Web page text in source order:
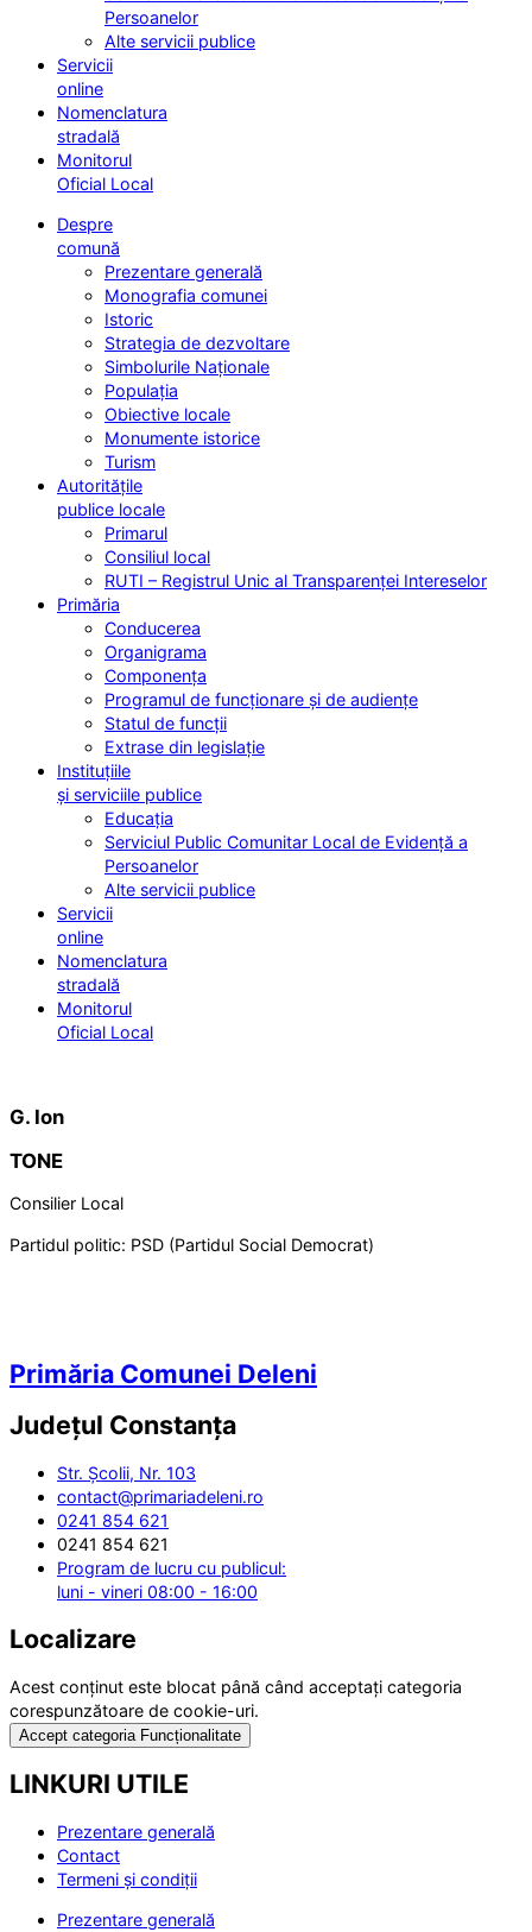
Persoanelor
Alte servicii publice
Servicii
online
Nomenclatura
stradală
Monitorul
Oficial Local
Despre
comună
Prezentare generală
Monografia comunei
Istoric
Strategia de dezvoltare
Simbolurile Naționale
Populația
Obiective locale
Monumente istorice
Turism
Autoritățile
publice locale
Primarul
Consiliul local
RUTI – Registrul Unic al Transparenței Intereselor
Primăria
Conducerea
Organigrama
Componența
Programul de funcționare și de audiențe
Statul de funcții
Extrase din legislație
Instituțiile
și serviciile publice
Educația
Serviciul Public Comunitar Local de Evidență a
Persoanelor
Alte servicii publice
Servicii
online
Nomenclatura
stradală
Monitorul
Oficial Local
G. Ion
TONE
Consilier Local
Partidul politic: PSD (Partidul Social Democrat)
Primăria Comunei Deleni
Județul Constanța
Str. Școlii, Nr. 103
contact@primariadeleni.ro
0241 854 621
0241 854 621
Program de lucru cu publicul:
luni - vineri 08:00 - 16:00
Localizare
Acest conținut este blocat până când acceptați categoria
corespunzătoare de cookie-uri.
Accept categoria Funcționalitate
LINKURI UTILE
Prezentare generală
Contact
Termeni și condiții
Prezentare generală